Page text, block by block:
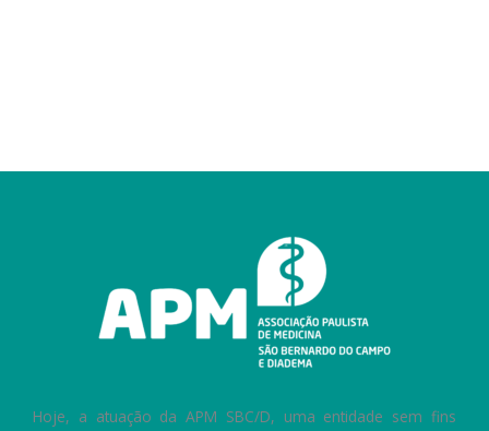
Hoje, a atuação da APM SBC/D, uma entidade sem fins